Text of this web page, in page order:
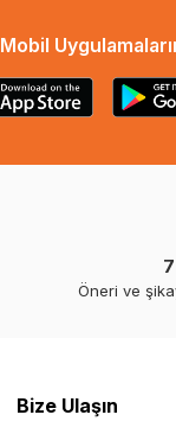
Mobil
Öneri ve
Bize Ulaşın